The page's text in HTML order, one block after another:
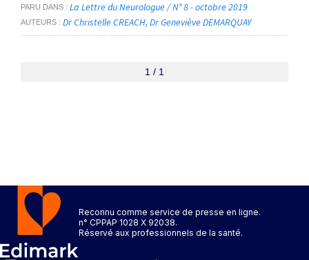
PARU DANS La Lettre du Neurologue / N° 8 - octobre 2019
AUTEURS Dr Christelle CREACH Dr Geneviève DEMARQUAY
1 / 1
Reconnu comme service de presse en ligne.
n° CPPAP 1028 X 92038.
Réservé aux professionnels de la santé.